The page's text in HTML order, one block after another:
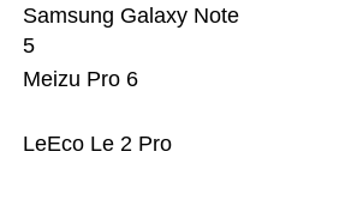
LeEco Le 2 Pro
Meizu Pro 6
Samsung Galaxy Note
5